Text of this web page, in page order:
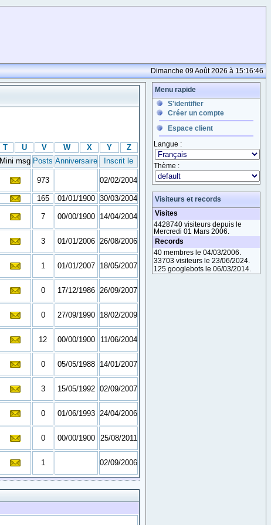
Dimanche 09 Août 2026 à 15:16:46
T U V W X Y
Z
Mini msg Posts Anniversaire Inscrit le
973 02/02/2004
165 01/01/1900 30/03/2004
7 00/00/1900 14/04/2004
3 01/01/2006 26/08/2006
1 01/01/2007 18/05/2007
0 17/12/1986 26/09/2007
0 27/09/1990 18/02/2009
12 00/00/1900 11/06/2004
0 05/05/1988 14/01/2007
3 15/05/1992 02/09/2007
0 01/06/1993 24/04/2006
0 00/00/1900 25/08/2011
1 02/09/2006
Menu rapide
S'identifier
Créer un compte
Espace client
Langue :
Thème :
Visiteurs et records
Visites
4428740 visiteurs depuis le
Mercredi 01 Mars 2006.
Records
40 membres le 04/03/2006.
33703 visiteurs le 23/06/2024.
125 googlebots le 06/03/2014.